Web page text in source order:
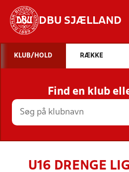
DBU SJÆLLAND
STILLINGER,
HOLD
KLUB/HOLD RÆKKE
Find en klub
U16 DRENGE